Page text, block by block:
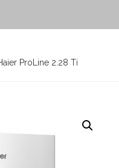
ProLine 2.28 Ti